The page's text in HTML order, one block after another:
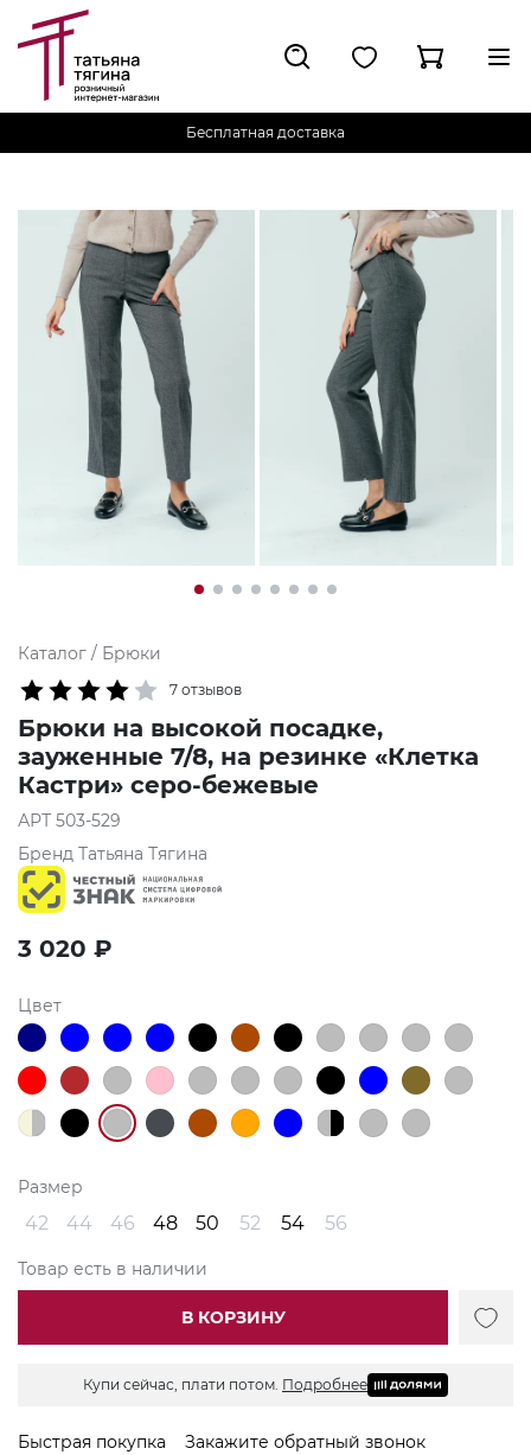
Бесплатная доставка
Каталог / Брюки
7 отзывов
Брюки на высокой посадке,
зауженные 7/8, на резинке «Клетка
Кастри» серо-бежевые
АРТ 503-529
Бренд Татьяна Тягина
3 020 ₽
Цвет
Размер
42 44 46 48 50 52 54 56
Товар есть в наличии
В КОРЗИНУ
Купи сейчас, плати потом. Подробнее
Быстрая покупка Закажите обратный звонок